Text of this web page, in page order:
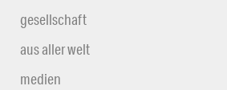
gesellschaft
aus aller welt
medien